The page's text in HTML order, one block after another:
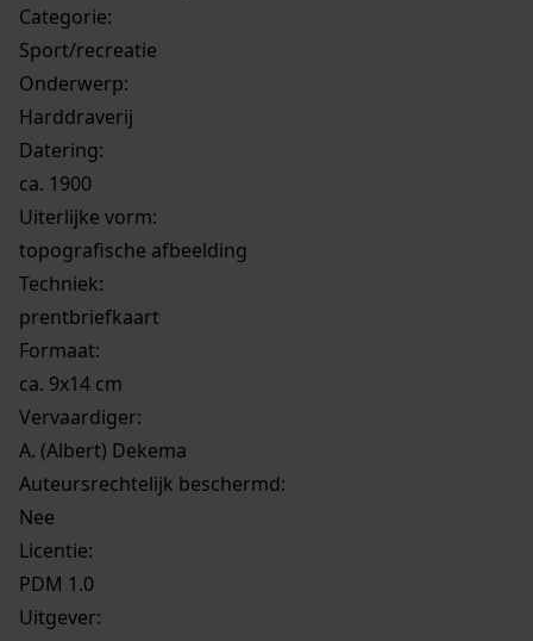
Categorie:
Sport/recreatie
Onderwerp:
Harddraverij
Datering:
ca. 1900
Uiterlijke vorm:
topografische afbeelding
Techniek:
prentbriefkaart
Formaat:
ca. 9x14 cm
Vervaardiger:
A. (Albert) Dekema
Auteursrechtelijk beschermd:
Nee
Licentie:
PDM 1.0
Uitgever: